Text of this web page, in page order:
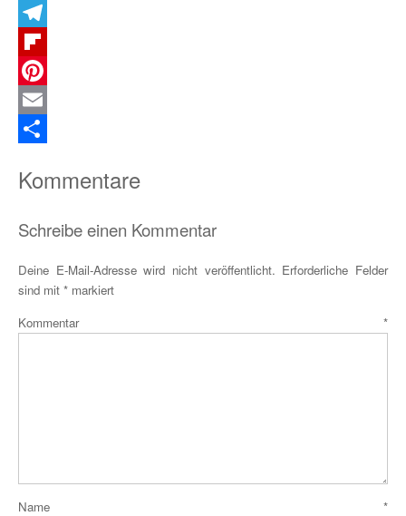
X
Telegram
Flipboard
Pinterest
Email
Kommentare
Schreibe einen Kommentar
Deine E-Mail-Adresse wird nicht veröffentlicht. Erforderliche Felder
sind mit * markiert
Kommentar *
Name *